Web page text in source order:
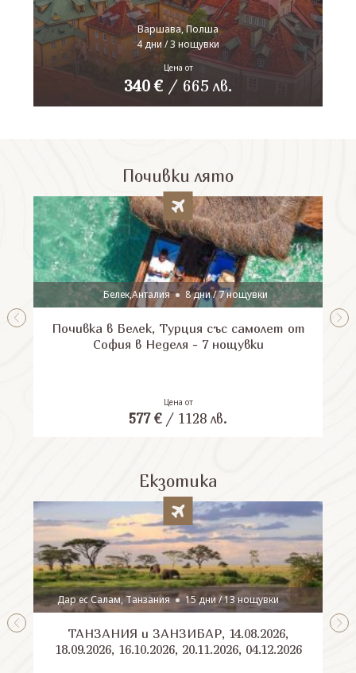
Варшава, Полша
4 дни / 3 нощувки
Цена от
340 € / 665 лв.
Почивки лято
Белек,Анталия 8 дни / 7 нощувки
Почивка в Белек, Турция със самолет от
София в Неделя - 7 нощувки
Цена от
577 €/ 1128 лв.
Екзотика
Дар ес Салам, Танзания 15 дни / 13 нощувки
ТАНЗАНИЯ и ЗАНЗИБАР, 14.08.2026,
18.09.2026, 16.10.2026, 20.11.2026, 04.12.2026